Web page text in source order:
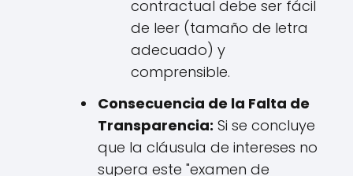
contractual debe ser fácil
de leer (tamaño de letra
adecuado) y
comprensible.
Consecuencia de la Falta de
Transparencia: Si se concluye
que la cláusula de intereses no
supera este "examen de